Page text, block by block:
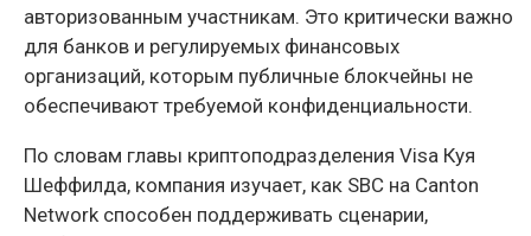
авторизованным участникам. Это критически важно
для банков и регулируемых финансовых
организаций, которым публичные блокчейны не
обеспечивают требуемой конфиденциальности.
По словам главы криптоподразделения Visa Куя
Шеффилда, компания изучает, как SBC на Canton
Network способен поддерживать сценарии,